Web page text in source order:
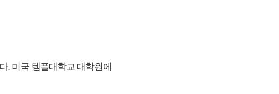
. 미국 템플대학교 대학원에